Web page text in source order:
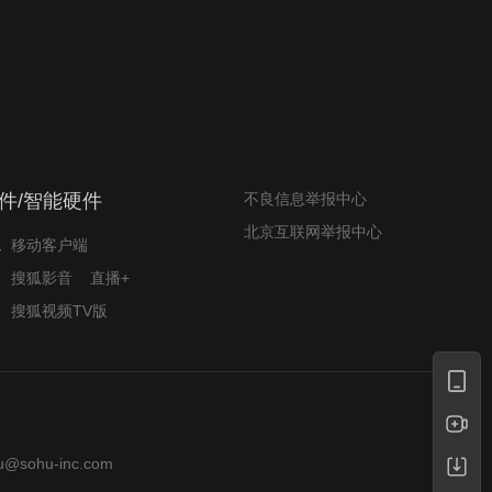
/智能硬件
移动客户端
搜狐影音
直播+
搜狐视频TV版
不良信息举报中心
北京互联网举报中心
inc.com